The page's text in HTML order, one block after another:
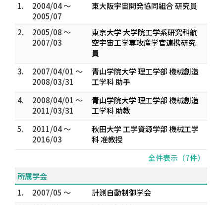
1.
2004/04 ～
2005/07
東大阪宇宙開発協同組合 研究員
2.
2005/08 ～
2007/03
東京大学 大学院工学系研究科航
空宇宙工学専攻産学官連携研究
員
3.
2007/04/01 ～
2008/03/31
青山学院大学 理工学部 機械創造
工学科 助手
4.
2008/04/01 ～
2011/03/31
青山学院大学 理工学部 機械創造
工学科 助教
5.
2011/04 ～
2016/03
秋田大学 工学資源学部 機械工学
科 准教授
全件表示（7件）
所属学会
1.
2007/05 ～
計測自動制御学会